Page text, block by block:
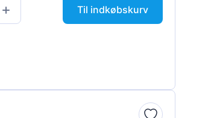
Til indkøbskurv